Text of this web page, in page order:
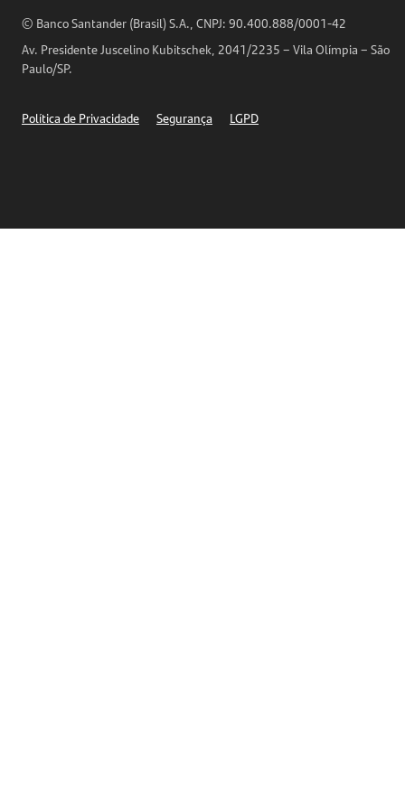
Horários de Atendimento
Telefones
© Banco Santander (Brasil) S.A., CNPJ: 90.400.888/0001-42
Av. Presidente Juscelino Kubitschek, 2041/2235 – Vila Olímpia – São
Paulo/SP.
Política de Privacidade Segurança LGPD